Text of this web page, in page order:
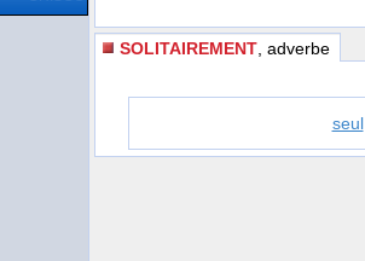
SOLITAIREMENT , adverbe
seul